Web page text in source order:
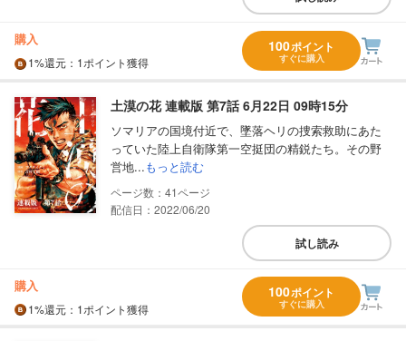
購入
1%還元 ：1ポイント獲得
100ポイント
すぐに購入
土漠の花 連載版 第7話 6月22日 09時15分
ソマリアの国境付近で、墜落ヘリの捜索救助にあた
っていた陸上自衛隊第一空挺団の精鋭たち。その野
営地...もっと読む
41
配信日：2022/06/20
試し読み
購入
1%還元 ：1ポイント獲得
100ポイント
すぐに購入